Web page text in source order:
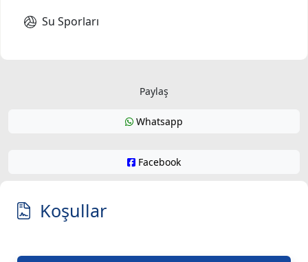
Su Sporları
Paylaş
Whatsapp
Facebook
Koşullar